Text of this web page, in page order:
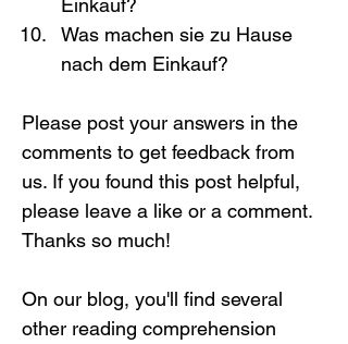
Einkauf?
Was machen sie zu Hause
nach dem Einkauf?
Please post your answers in the
comments to get feedback from
us. If you found this post helpful,
please leave a like or a comment.
Thanks so much!
On our blog, you'll find several
other reading comprehension